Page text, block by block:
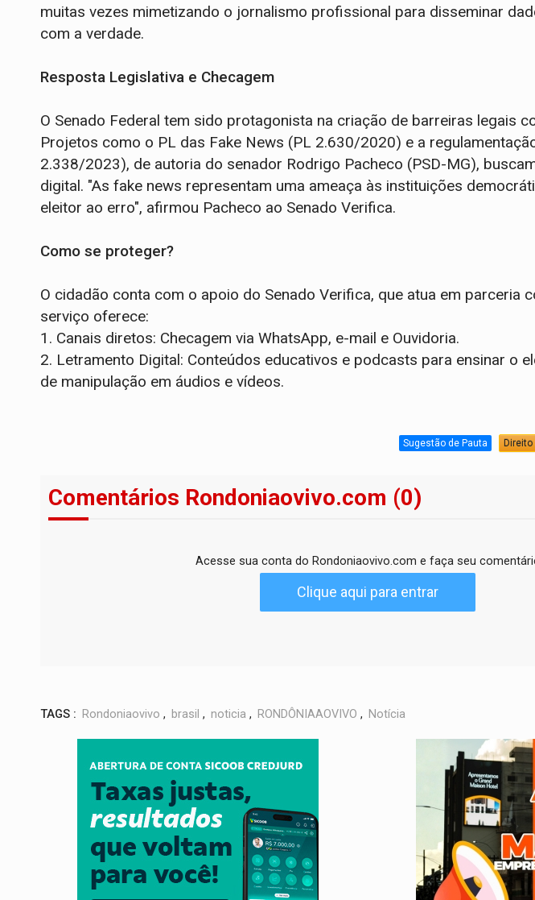
muitas vezes mimetizando o jornalismo profissional para disseminar
com a verdade.
Resposta Legislativa e Checagem
O Senado Federal tem sido protagonista na criação de barreiras legais
Projetos como o PL das Fake News (PL 2.630/2020) e a
2.338/2023), de autoria do senador Rodrigo Pacheco (PSD-MG),
digital. "As fake news representam uma ameaça às instituições
eleitor ao erro", afirmou Pacheco ao Senado Verifica.
Como se proteger?
O cidadão conta com o apoio do Senado Verifica, que atua em parceria
serviço oferece:
1. Canais diretos: Checagem via WhatsApp, e-mail e Ouvidoria.
2. Letramento Digital: Conteúdos educativos e podcasts para ensinar o
de manipulação em áudios e vídeos.
Sugestão de Pauta
Comentários Rondoniaovivo.com (0)
Acesse sua conta do Rondoniaovivo.com e faça seu
Clique aqui para entrar
TAGS : Rondoniaovivo , brasil , noticia , RONDÔNIAAOVIVO , Notícia